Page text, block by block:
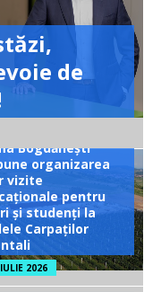
de
Bogdănești
organizarea
vizite
pentru
și studenți la
Carpaților
2026